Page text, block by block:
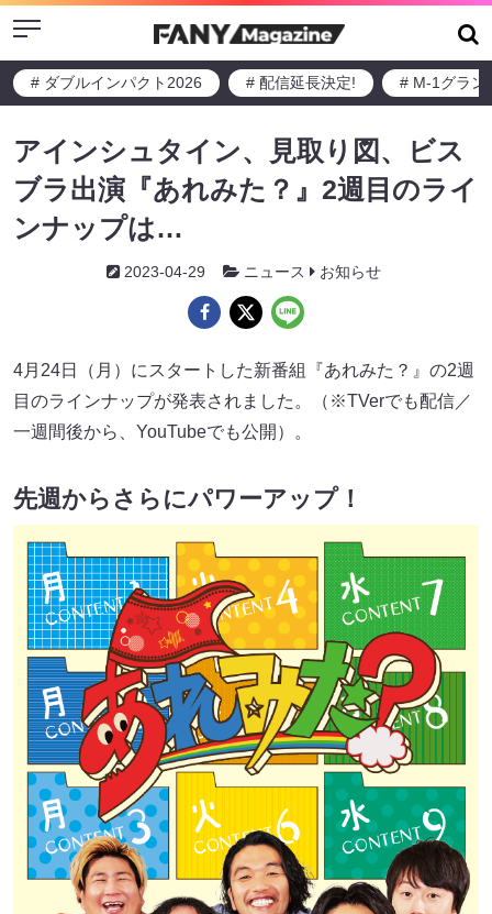
Menu
# ダブルインパクト2026 # 配信延長決定! # M-1グラン
アインシュタイン、見取り図、ビス
ブラ出演『あれみた？』2週目のライ
ンナップは…
2023-04-29 ニュース お知らせ
4月24日（月）にスタートした新番組『あれみた？』の2週
目のラインナップが発表されました。（※TVerでも配信／
一週間後から、YouTubeでも公開）。
先週からさらにパワーアップ！